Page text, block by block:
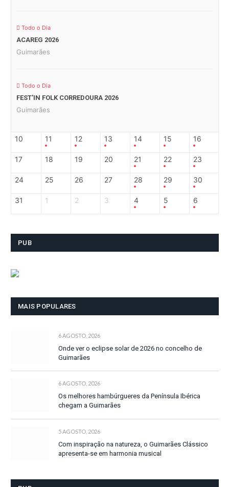
Todo o Dia
ACAREG 2026
Guimarães
Todo o Dia
FEST’IN FOLK CORREDOURA 2026
Guimarães
10 11 12 13 14 15 16
17 18 19 20 21 22 23
24 25 26 27 28 29 30
31 1 2 3 4 5 6
PUB
MAIS POPULARES
6 AGOSTO, 2026
Onde ver o eclipse solar de 2026 no concelho de
Guimarães
6 AGOSTO, 2026
Os melhores hambúrgueres da Península Ibérica
chegam a Guimarães
5 AGOSTO, 2026
Com inspiração na natureza, o Guimarães Clássico
apresenta-se em harmonia musical